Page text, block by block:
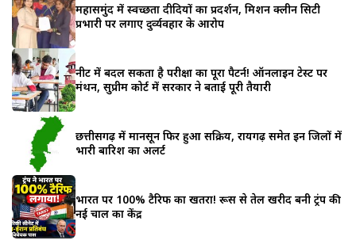
महासमुंद में स्वच्छता दीदियों का प्रदर्शन, मिशन क्लीन सिटी
प्रभारी पर लगाए दुर्व्यवहार के आरोप
नीट में बदल सकता है परीक्षा का पूरा पैटर्न! ऑनलाइन टेस्ट पर
मंथन, सुप्रीम कोर्ट में सरकार ने बताई पूरी तैयारी
छत्तीसगढ़ में मानसून फिर हुआ सक्रिय, रायगढ़ समेत इन जिलों में
भारी बारिश का अलर्ट
भारत पर 100% टैरिफ का खतरा! रूस से तेल खरीद बनी ट्रंप की
नई चाल का केंद्र